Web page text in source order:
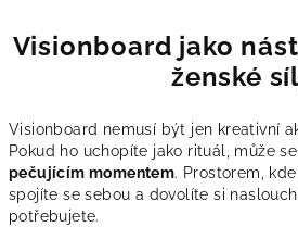
Visionboard jako
ženské
Visionboard nemusí být jen kreativní
Pokud ho uchopíte jako rituál, může
pečujícím momentem. Prostorem,
spojíte se sebou a dovolíte si
potřebujete.